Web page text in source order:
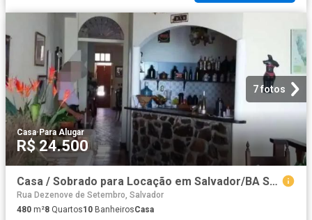
7 fotos
Casa·Para Alugar
R$ 24.500
Casa / Sobrado para Locação em Salvador/BA Santo Antônio 8 Quartos
Rua Dezenove de Setembro, Salvador
480 m²8 Quartos10 BanheirosCasa